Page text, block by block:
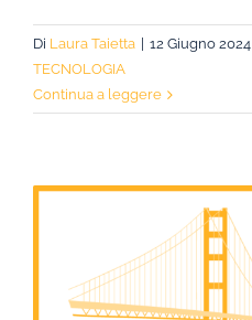
Di Laura Taietta 12 Giugno 2024
TECNOLOGIA
Continua a leggere